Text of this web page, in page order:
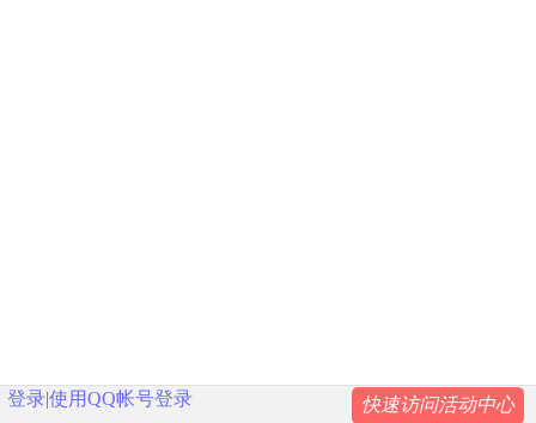
快速访问活动中心
登录|使用QQ帐号登录